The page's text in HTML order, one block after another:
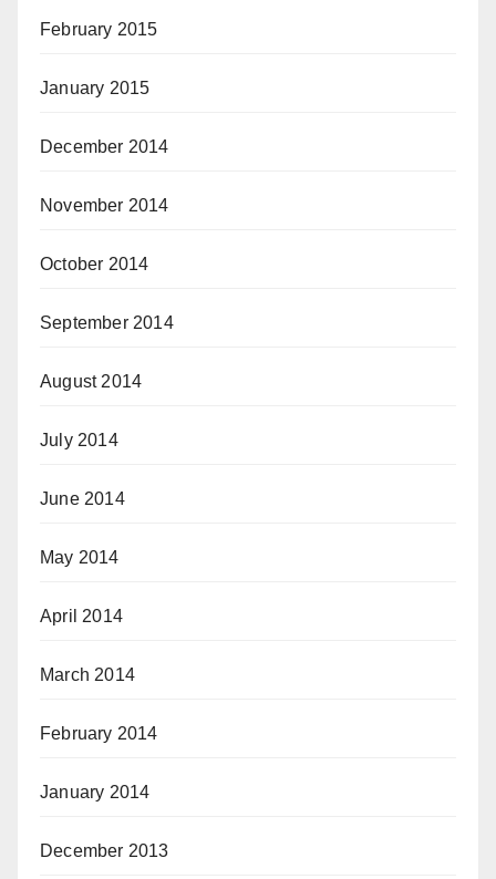
February 2015
January 2015
December 2014
November 2014
October 2014
September 2014
August 2014
July 2014
June 2014
May 2014
April 2014
March 2014
February 2014
January 2014
December 2013